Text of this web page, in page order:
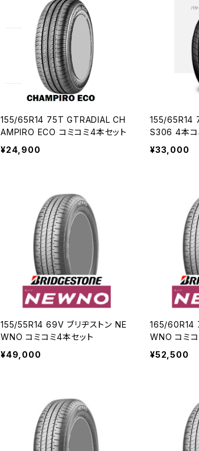
155/65R14 75T GTRADIAL CH
AMPIRO ECO コミコミ4本セット
¥24,900
155/65R14 75S ヨコハマタイヤ
S306 4本コ
¥33,000
155/55R14 69V ブリヂストン NE
WNO コミコミ4本セット
¥49,000
165/60R14
WNO
¥52,500